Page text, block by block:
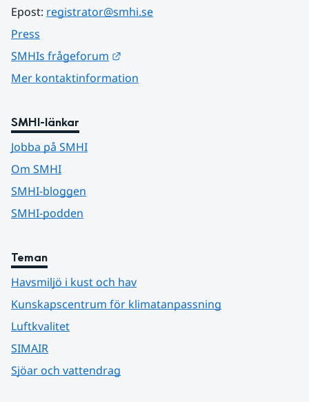
Epost: registrator@smhi.se
Press
SMHIs frågeforum
Mer kontaktinformation
SMHI-länkar
Jobba på SMHI
Om SMHI
SMHI-bloggen
SMHI-podden
Teman
Havsmiljö i kust och hav
Kunskapscentrum för klimatanpassning
Luftkvalitet
SIMAIR
Sjöar och vattendrag